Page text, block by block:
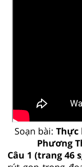
Soạn bài: Thực
Phương
Câu 1 (trang 46